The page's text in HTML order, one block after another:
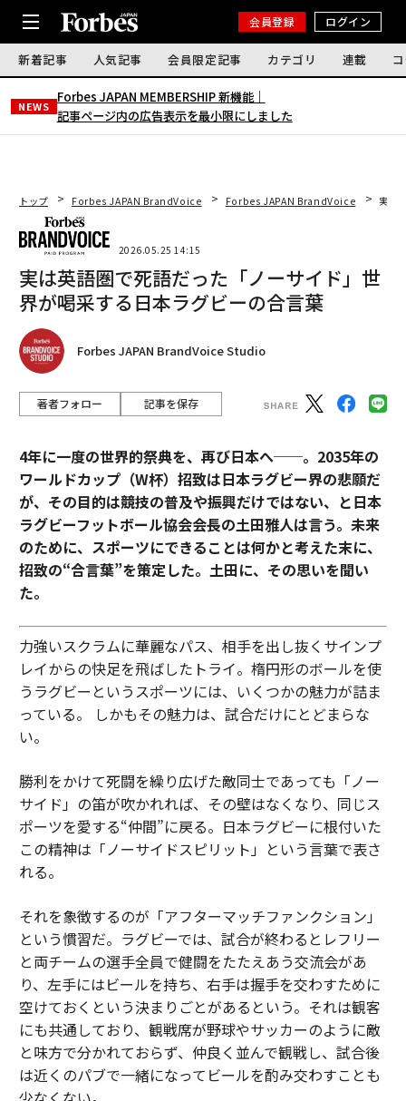
会員登録 ログイン
新着記事 人気記事 会員限定記事 カテゴリ 連載
NEWS
Forbes JAPAN MEMBERSHIP 新機能｜
記事ページ内の広告表示を最小限にしました
トップ Forbes JAPAN BrandVoice Forbes JAPAN BrandVoice 実は
2026.05.25 14:15
実は英語圏で死語だった「ノーサイド」世
界が喝采する日本ラグビーの合言葉
Forbes JAPAN BrandVoice Studio
著者フォロー 記事を保存
4年に一度の世界的祭典を、再び日本へ──。2035年の
ワールドカップ（W杯）招致は日本ラグビー界の悲願だ
が、その目的は競技の普及や振興だけではない、と日本
ラグビーフットボール協会会長の土田雅人は言う。 未来
のために、スポーツにできることは何かと考えた末に、
招致の“合言葉”を策定した。土田に、その思いを聞い
た。
力強いスクラムに華麗なパス、相手を出し抜くサインプ
レイからの快足を飛ばしたトライ。楕円形のボールを使
うラグビーというスポーツには、いくつかの魅力が詰ま
っている。 しかもその魅力は、試合だけにとどまらな
い。
勝利をかけて死闘を繰り広げた敵同士であっても「ノー
サイド」の笛が吹かれれば、その壁はなくなり、同じス
ポーツを愛する“仲間”に戻る。日本ラグビーに根付いた
この精神は「ノーサイドスピリット」という言葉で表さ
れる。
それを象徴するのが「アフターマッチファンクション」
という慣習だ。ラグビーでは、試合が終わるとレフリー
と両チームの選手全員で健闘をたたえあう交流会があ
り、左手にはビールを持ち、右手は握手を交わすために
空けておくという決まりごとがあるという。それは観客
にも共通しており、観戦席が野球やサッカーのように敵
と味方で分かれておらず、仲良く並んで観戦し、試合後
は近くのパブで一緒になってビールを酌み交わすことも